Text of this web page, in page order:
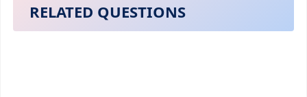
RELATED QUESTIONS